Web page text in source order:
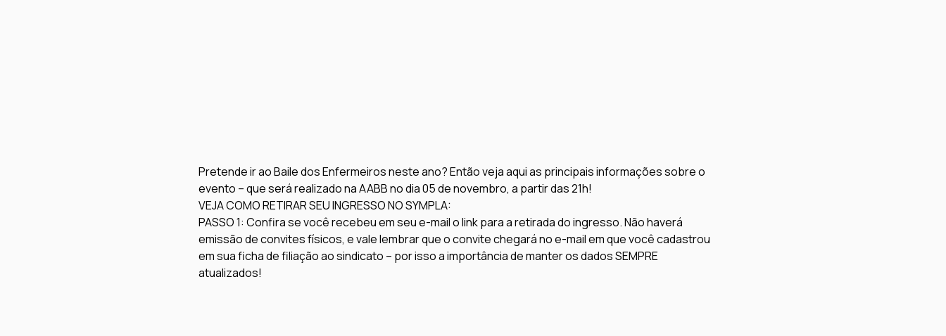
Pretende ir ao Baile dos Enfermeiros neste ano? Então veja aqui as principais informações sobre o
evento – que será realizado na AABB no dia 05 de novembro, a partir das 21h!
VEJA COMO RETIRAR SEU INGRESSO NO SYMPLA:
PASSO 1: Confira se você recebeu em seu e-mail o link para a retirada do ingresso. Não haverá
emissão de convites físicos, e vale lembrar que o convite chegará no e-mail em que você cadastrou
em sua ficha de filiação ao sindicato – por isso a importância de manter os dados SEMPRE
atualizados!